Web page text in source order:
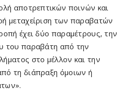
αποτρεπτικών ποινών και
μεταχείριση των παραβατών
έχει δύο παραμέτρους, την
του παραβάτη από την
στο μέλλον και την
τη διάπραξη όμοιων ή